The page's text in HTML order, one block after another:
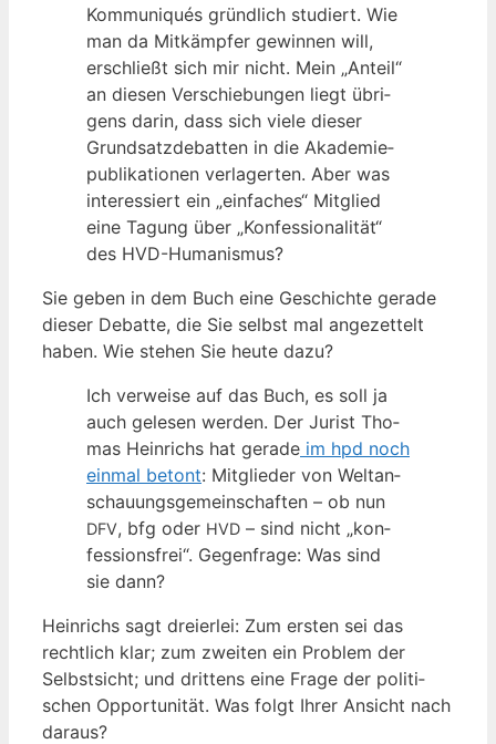
Kom­mu­ni­qués gründ­lich stu­diert. Wie
man da Mit­kämp­fer gewin­nen will,
erschließt sich mir nicht. Mein „Anteil“
an die­sen Ver­schie­bun­gen liegt übri­
gens dar­in, dass sich vie­le die­ser
Grund­satz­de­bat­ten in die Aka­de­mie­
pu­bli­ka­tio­nen ver­la­ger­ten. Aber was
inter­es­siert ein „ein­fa­ches“ Mit­glied
eine Tagung über „Kon­fes­sio­na­li­tät“
des HVD-Humanismus?
Sie geben in dem Buch eine Geschich­te gera­de
die­ser Debat­te, die Sie selbst mal ange­zet­telt
haben. Wie ste­hen Sie heu­te dazu?
Ich ver­wei­se auf das Buch, es soll ja
auch gele­sen wer­den. Der Jurist Tho­
mas Hein­richs hat gera­de im hpd noch
ein­mal betont: Mit­glie­der von Welt­an­
schau­ungs­ge­mein­schaf­ten – ob nun
DFV, bfg oder HVD – sind nicht „kon­
fes­si­ons­frei“. Gegen­fra­ge: Was sind
sie dann?
Hein­richs sagt drei­er­lei: Zum ers­ten sei das
recht­lich klar; zum zwei­ten ein Pro­blem der
Selbst­sicht; und drit­tens eine Fra­ge der poli­ti­
schen Oppor­tu­ni­tät. Was folgt Ihrer Ansicht nach
daraus?